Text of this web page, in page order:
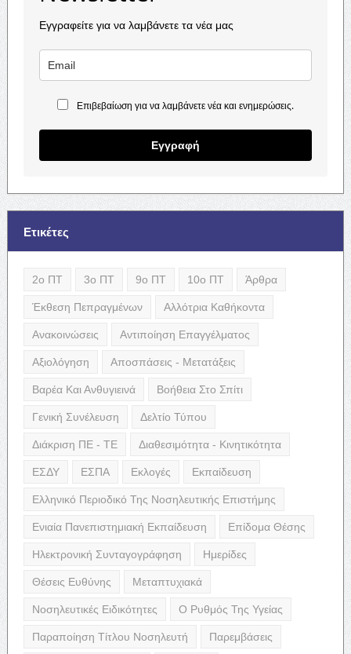
Εγγραφείτε για να λαμβάνετε τα νέα μας
Επιβεβαίωση για να λαμβάνετε νέα και ενημερώσεις.
Εγγραφή
Ετικέτες
2ο ΠΤ 3ο ΠΤ 9ο ΠΤ 10ο ΠΤ Άρθρα
Έκθεση Πεπραγμένων Αλλότρια Καθήκοντα
Ανακοινώσεις Αντιποίηση Επαγγέλματος
Αξιολόγηση Αποσπάσεις - Μετατάξεις
Βαρέα Και Ανθυγιεινά Βοήθεια Στο Σπίτι
Γενική Συνέλευση Δελτίο Τύπου
Διάκριση ΠΕ - ΤΕ Διαθεσιμότητα - Κινητικότητα
ΕΣΔΥ ΕΣΠΑ Εκλογές Εκπαίδευση
Ελληνικό Περιοδικό Της Νοσηλευτικής Επιστήμης
Ενιαία Πανεπιστημιακή Εκπαίδευση Επίδομα Θέσης
Ηλεκτρονική Συνταγογράφηση Ημερίδες
Θέσεις Ευθύνης Μεταπτυχιακά
Νοσηλευτικές Ειδικότητες Ο Ρυθμός Της Υγείας
Παραποίηση Τίτλου Νοσηλευτή Παρεμβάσεις